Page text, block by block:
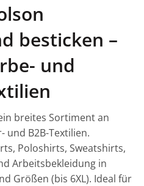
besticken –
und
breites Sortiment an
und B2B-Textilien.
Poloshirts, Sweatshirts,
Arbeitsbekleidung in
Größen (bis 6XL). Ideal für